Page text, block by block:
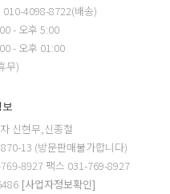
4098-8722(배송)
- 오후 5:00
- 오후 01:00
무)
신현무,신종철
13 (방문판매불가합니다)
8927 팩스 031-769-8927
[사업자정보확인]